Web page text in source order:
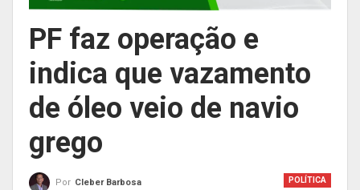
PF faz operação e
indica que vazamento
de óleo veio de navio
grego
POLÍTICA
Por Cleber Barbosa